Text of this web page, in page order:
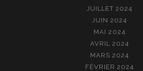
JUILLET 2024
JUIN 2024
MAI 2024
AVRIL 2024
MARS 2024
FÉVRIER 2024